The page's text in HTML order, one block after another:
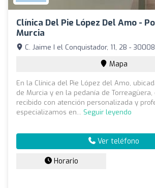
Clínica Del Pie López Del Amo -
Murcia
C. Jaime I el Conquistador, 11, 2B -
Mapa
En la Clínica del Pie López del Amo,
de Murcia y en la pedanía de
recibido con atención personalizada y
especializamos en... Seguir leyendo
Ver teléfono
Horario